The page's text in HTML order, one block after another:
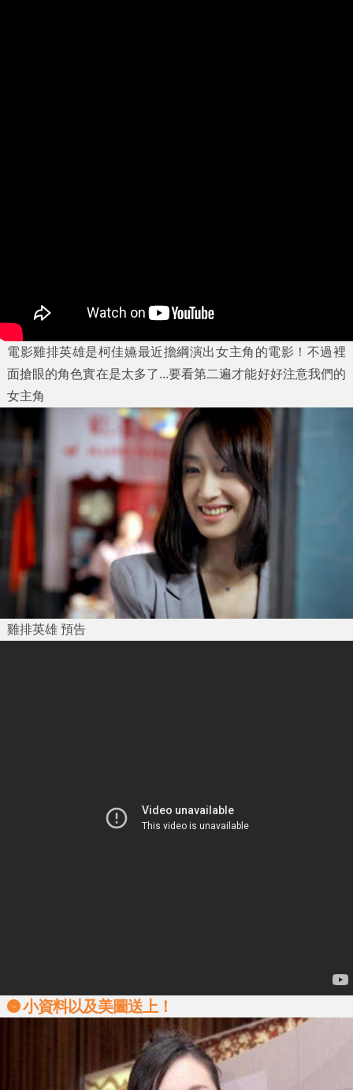
電影雞排英雄是柯佳嬿最近擔綱演出女主角的電影！不過裡
面搶眼的角色實在是太多了...要看第二遍才能好好注意我們的
女主角
雞排英雄 預告
小資料以及美圖送上！